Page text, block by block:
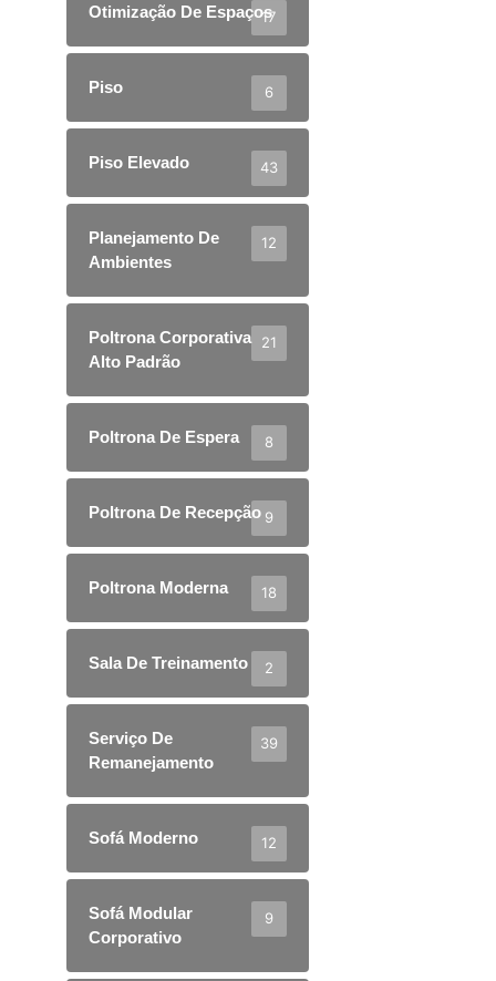
Otimização De Espaços
17
Piso 6
Piso Elevado 43
Planejamento De
Ambientes
12
Poltrona Corporativa
Alto Padrão
21
Poltrona De Espera 8
Poltrona De Recepção 9
Poltrona Moderna 18
Sala De Treinamento 2
Serviço De
Remanejamento
39
Sofá Moderno 12
Sofá Modular
Corporativo
9